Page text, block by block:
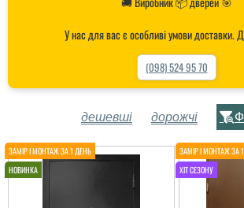
У нас для вас є особливі умови доставки.
(098) 524 95 70
дешевші дорожчі